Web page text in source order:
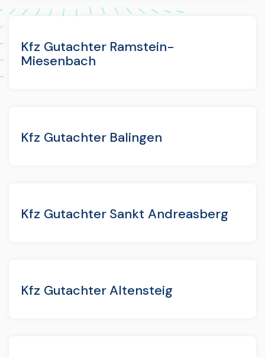
Kfz Gutachter Ramstein-
Miesenbach
Kfz Gutachter Balingen
Kfz Gutachter Sankt Andreasberg
Kfz Gutachter Altensteig